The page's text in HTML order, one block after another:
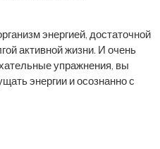
энергией, достаточной
активной жизни. И очень
упражнения, вы
энергии и осознанно с